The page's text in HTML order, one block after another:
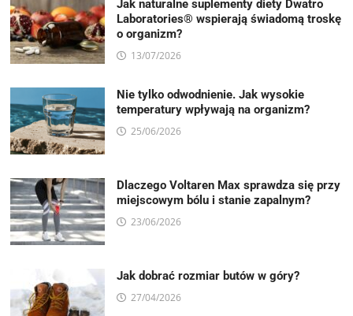
Jak naturalne suplementy diety Dwatro
Laboratories® wspierają świadomą troskę
o organizm?
13/07/2026
Nie tylko odwodnienie. Jak wysokie
temperatury wpływają na organizm?
25/06/2026
Dlaczego Voltaren Max sprawdza się przy
miejscowym bólu i stanie zapalnym?
23/06/2026
Jak dobrać rozmiar butów w góry?
27/04/2026